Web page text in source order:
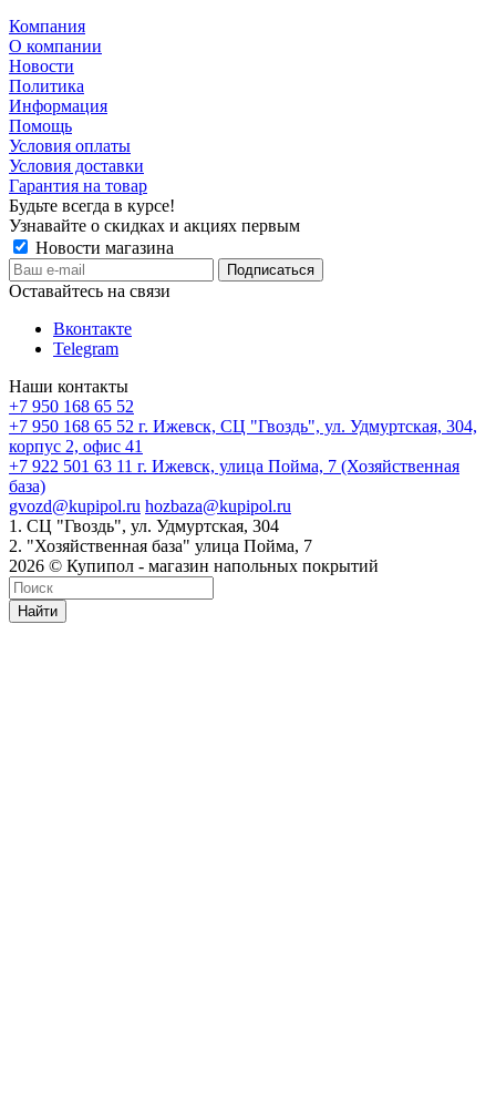
Компания
О компании
Новости
Политика
Информация
Помощь
Условия оплаты
Условия доставки
Гарантия на товар
Будьте всегда в курсе!
Узнавайте о скидках и акциях первым
Новости магазина
Оставайтесь на связи
Вконтакте
Telegram
Наши контакты
+7 950 168 65 52
+7 950 168 65 52 г. Ижевск, СЦ "Гвоздь", ул. Удмуртская, 304,
корпус 2, офис 41
+7 922 501 63 11 г. Ижевск, улица Пойма, 7 (Хозяйственная
база)
gvozd@kupipol.ru hozbaza@kupipol.ru
1. СЦ "Гвоздь", ул. Удмуртская, 304
2. "Хозяйственная база" улица Пойма, 7
2026 © Купипол - магазин напольных покрытий
Найти